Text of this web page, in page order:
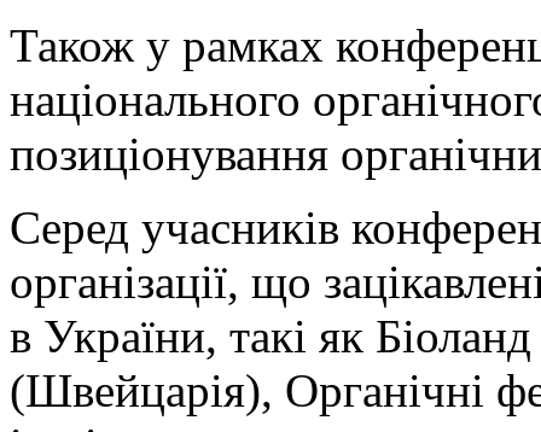
Також у рамках
національного
позиціонування
Серед учасників
організації, що
в України, такі як
(Швейцарія), Органічні